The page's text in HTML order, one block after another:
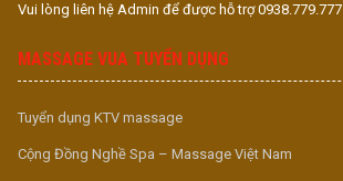
Vui lòng liên hệ Admin để được hỗ trợ 0938.779.777
MASSAGE VUA TUYỂN DỤNG
Tuyển dụng KTV massage
Cộng Đồng Nghề Spa – Massage Việt Nam